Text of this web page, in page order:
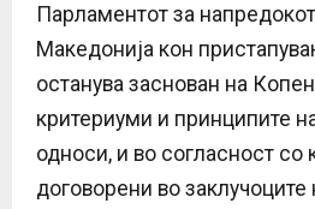
Парламентот за
Македонија кон
останува заснован на
критериуми и принципите
односи, и во согласност со
договорени во заклучоците